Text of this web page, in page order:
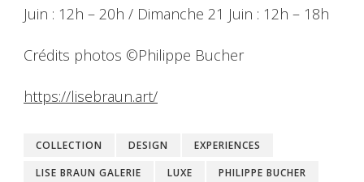
Juin : 12h – 20h / Dimanche 21 Juin : 12h – 18h
Crédits photos ©Philippe Bucher
https://lisebraun.art/
COLLECTION DESIGN
EXPERIENCES
LISE BRAUN GALERIE
LUXE PHILIPPE BUCHER